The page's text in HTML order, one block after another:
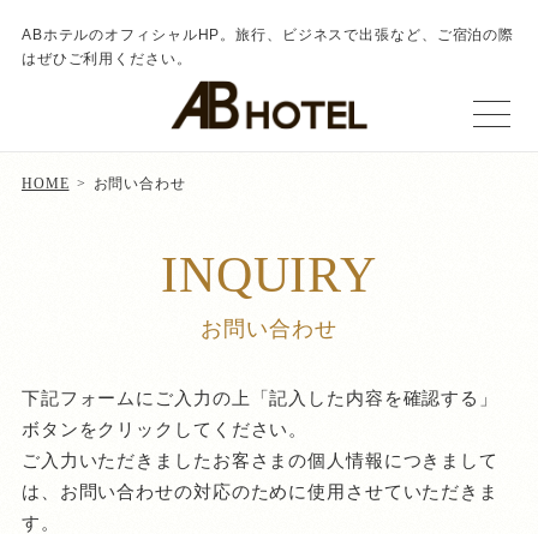
ABホテルのオフィシャルHP。旅行、ビジネスで出張など、ご宿泊の際
はぜひご利用ください。
HOME お問い合わせ
INQUIRY
お問い合わせ
下記フォームにご入力の上「記入した内容を確認する」
ボタンをクリックしてください。
ご入力いただきましたお客さまの個人情報につきまして
は、お問い合わせの対応のために使用させていただきま
す。